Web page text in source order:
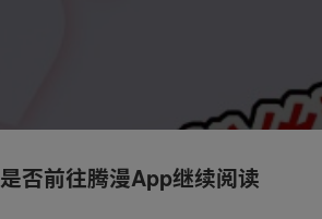
是否前往腾漫App继续阅读